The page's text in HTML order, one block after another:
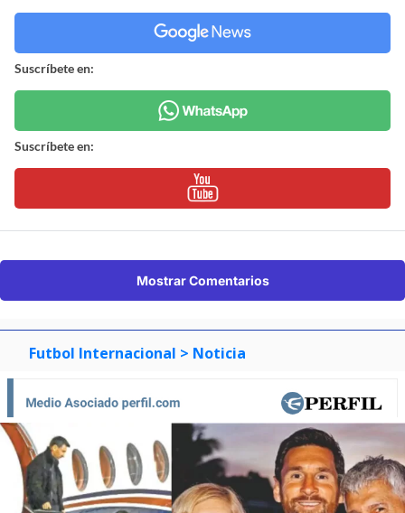
Suscríbete en:
Suscríbete en:
Mostrar Comentarios
Futbol Internacional > Noticia